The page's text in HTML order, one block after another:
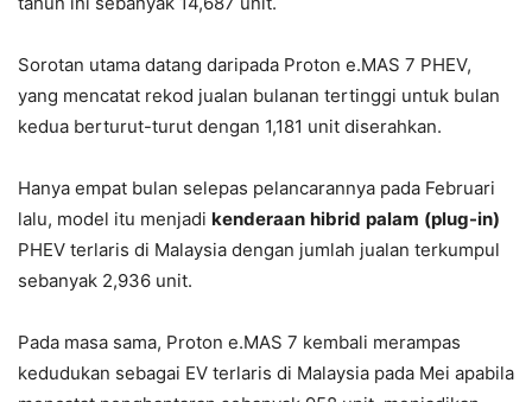
Sorotan utama datang daripada Proton e.MAS 7 PHEV,
yang mencatat rekod jualan bulanan tertinggi untuk bulan
kedua berturut-turut dengan 1,181 unit diserahkan.
Hanya empat bulan selepas pelancarannya pada Februari
lalu, model itu menjadi kenderaan hibrid palam (plug-in)
PHEV terlaris di Malaysia dengan jumlah jualan terkumpul
sebanyak 2,936 unit.
Pada masa sama, Proton e.MAS 7 kembali merampas
kedudukan sebagai EV terlaris di Malaysia pada Mei apabila